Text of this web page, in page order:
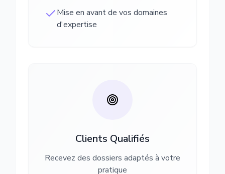
Mise en avant de vos domaines
d'expertise
Clients Qualifiés
Recevez des dossiers adaptés à votre
pratique